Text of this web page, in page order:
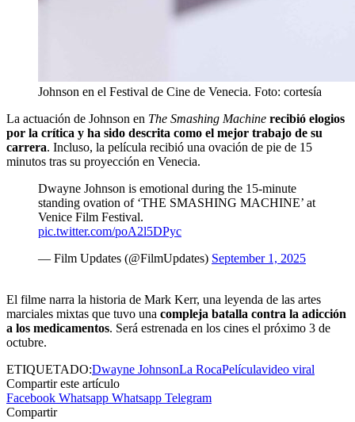
Johnson en el Festival de Cine de Venecia. Foto: cortesía
La actuación de Johnson en The Smashing Machine recibió elogios
por la crítica y ha sido descrita como el mejor trabajo de su
carrera. Incluso, la película recibió una ovación de pie de 15
minutos tras su proyección en Venecia.
Dwayne Johnson is emotional during the 15-minute
standing ovation of ‘THE SMASHING MACHINE’ at
Venice Film Festival.
pic.twitter.com/poA2l5DPyc
— Film Updates (@FilmUpdates) September 1, 2025
El filme narra la historia de Mark Kerr, una leyenda de las artes
marciales mixtas que tuvo una compleja batalla contra la adicción
a los medicamentos. Será estrenada en los cines el próximo 3 de
octubre.
ETIQUETADO:Dwayne JohnsonLa RocaPelículavideo viral
Compartir este artículo
Facebook Whatsapp Whatsapp Telegram
Compartir